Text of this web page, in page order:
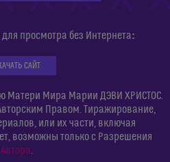
для просмотра без Интернета:
САЙТ
Матери Мира Марии ДЭВИ ХРИСТОС.
Правом. Тиражирование,
или их части, включая
возможны только с Разрешения
Автора.